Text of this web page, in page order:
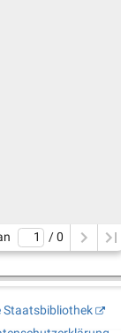
/ 0
Staatsbibliothek